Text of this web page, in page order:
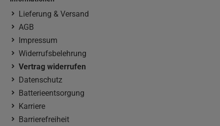
Lieferung & Versand
AGB
Impressum
Widerrufsbelehrung
Vertrag widerrufen
Datenschutz
Batterieentsorgung
Karriere
Barrierefreiheit